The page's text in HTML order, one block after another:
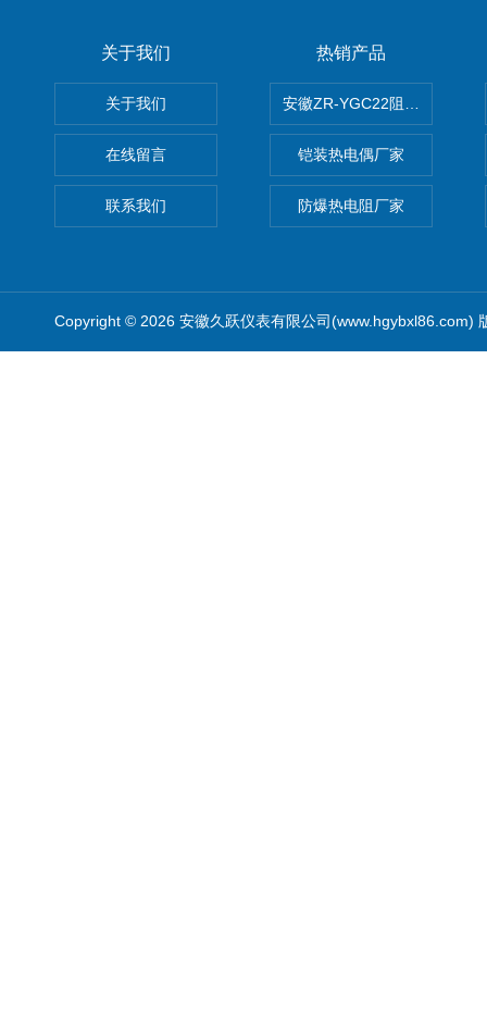
关于我们
关于我们
在线留言
联系我们
热销产品
安徽ZR-YGC22阻燃硅橡胶电
铠装热电偶厂家
防爆热电阻厂家
Copyright © 2026 安徽久跃仪表有限公司(www.hgybxl86.com)